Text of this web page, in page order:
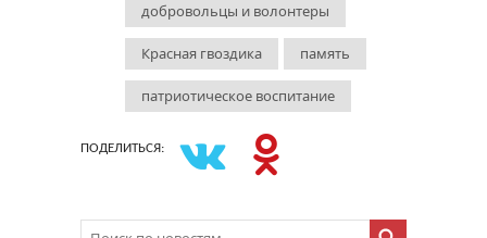
добровольцы и волонтеры
Красная гвоздика память
патриотическое воспитание
ПОДЕЛИТЬСЯ: